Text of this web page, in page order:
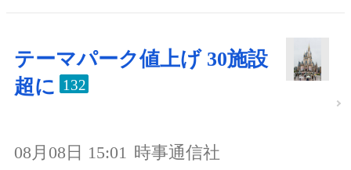
テーマパーク値上げ 30施設
超に 132
08月08日 15:01 時事通信社